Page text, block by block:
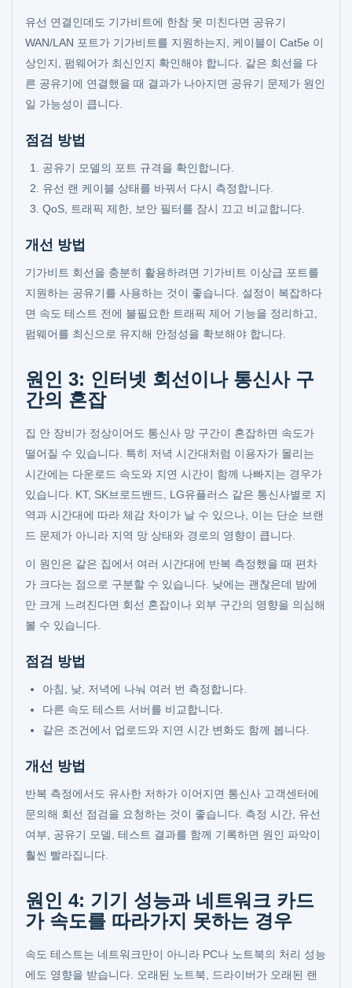
유선 연결인데도 기가비트에 한참 못 미친다면 공유기
WAN/LAN 포트가 기가비트를 지원하는지, 케이블이 Cat5e 이
상인지, 펌웨어가 최신인지 확인해야 합니다. 같은 회선을 다
른 공유기에 연결했을 때 결과가 나아지면 공유기 문제가 원인
일 가능성이 큽니다.
점검 방법
공유기 모델의 포트 규격을 확인합니다.
유선 랜 케이블 상태를 바꿔서 다시 측정합니다.
QoS, 트래픽 제한, 보안 필터를 잠시 끄고 비교합니다.
개선 방법
기가비트 회선을 충분히 활용하려면 기가비트 이상급 포트를
지원하는 공유기를 사용하는 것이 좋습니다. 설정이 복잡하다
면 속도 테스트 전에 불필요한 트래픽 제어 기능을 정리하고,
펌웨어를 최신으로 유지해 안정성을 확보해야 합니다.
원인 3: 인터넷 회선이나 통신사 구
간의 혼잡
집 안 장비가 정상이어도 통신사 망 구간이 혼잡하면 속도가
떨어질 수 있습니다. 특히 저녁 시간대처럼 이용자가 몰리는
시간에는 다운로드 속도와 지연 시간이 함께 나빠지는 경우가
있습니다. KT, SK브로드밴드, LG유플러스 같은 통신사별로 지
역과 시간대에 따라 체감 차이가 날 수 있으나, 이는 단순 브랜
드 문제가 아니라 지역 망 상태와 경로의 영향이 큽니다.
이 원인은 같은 집에서 여러 시간대에 반복 측정했을 때 편차
가 크다는 점으로 구분할 수 있습니다. 낮에는 괜찮은데 밤에
만 크게 느려진다면 회선 혼잡이나 외부 구간의 영향을 의심해
볼 수 있습니다.
점검 방법
아침, 낮, 저녁에 나눠 여러 번 측정합니다.
다른 속도 테스트 서버를 비교합니다.
같은 조건에서 업로드와 지연 시간 변화도 함께 봅니다.
개선 방법
반복 측정에서도 유사한 저하가 이어지면 통신사 고객센터에
문의해 회선 점검을 요청하는 것이 좋습니다. 측정 시간, 유선
여부, 공유기 모델, 테스트 결과를 함께 기록하면 원인 파악이
훨씬 빨라집니다.
원인 4: 기기 성능과 네트워크 카드
가 속도를 따라가지 못하는 경우
속도 테스트는 네트워크만이 아니라 PC나 노트북의 처리 성능
에도 영향을 받습니다. 오래된 노트북, 드라이버가 오래된 랜